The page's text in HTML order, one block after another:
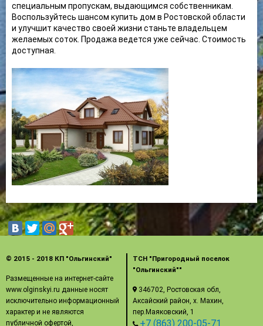
специальным пропускам, выдающимся собственникам.
Воспользуйтесь шансом купить дом в Ростовской области
и улучшит качество своей жизни станьте владельцем
желаемых соток. Продажа ведется уже сейчас. Стоимость
доступная.
© 2015 - 2018 КП "Ольгинский"
Размещенные на интернет-сайте
www.olginskyi.ru данные носят
исключительно информационный
характер и не являются
публичной офертой,
ТСН "Пригородный поселок
"Ольгинский""
346702, Ростовская обл,
Аксайский район, х. Махин,
пер.Маяковский, 1
+7 (863) 200-05-71